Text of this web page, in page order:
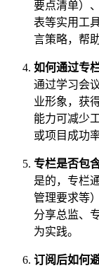
要点清单）
表等实用工
言策略，帮
如何通过专
通过学习会
业形象，获
能力可减少
或项目成功
专栏是否包
是的，专栏
管理要求等
分享总监、
为实践。
订阅后如何